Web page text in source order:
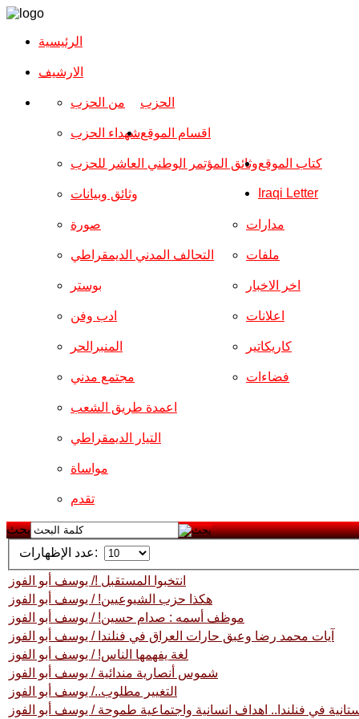
الرئيسية
الارشیف
الحزب من الحزب
شهداء الحزب
وثائق المؤتمر الوطني العاشر للحزب
وثائق وبيانات
اقسام الموقع
صورة
التحالف المدني الديمقراطي
بوستر
ادب وفن
المنبرالحر
مجتمع مدني
مدارات
ملفات
اخر الاخبار
اعلانات
كاريكاتير
فضاءات
اعمدة طريق الشعب
التيار الديمقراطي
مواساة
تقدم
كتاب الموقع
Iraqi Letter
بحث
عدد الإظهارات:
انتخبوا المستقبل !/ يوسف أبو الفوز
هكذا حزب الشيوعيين! / يوسف أبو الفوز
موظف أسمه : صدام حسين! / يوسف أبو الفوز
آيات محمد رضا وعبق حارات العراق في فنلندا / يوسف أبو الفوز
لغة يفهمها الناس! / يوسف أبو الفوز
شموس أنصارية مندائية / يوسف أبو الفوز
التغيير مطلوب../ يوسف أبو الفوز
في فنلندا.. اهداف انسانية واجتماعية طموحة / يوسف أبو الفوز